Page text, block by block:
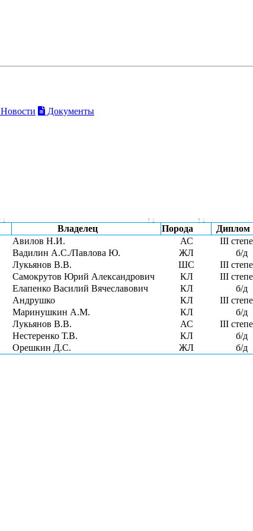
Новости Документы
Владелец Порода Диплом
Авилов Н.И. АС III
Вадилин А.С./Павлова Ю. ЖЛ б/д
Лукьянов В.В. ШС III
Самокрутов Юрий Александрович КЛ III
Елапенко Василий Вячеславович КЛ б/д
Андрушко КЛ III
Маринушкин А.М. КЛ б/д
Лукьянов В.В. АС III
Нестеренко Т.В. КЛ б/д
Орешкин Д.С. ЖЛ б/д